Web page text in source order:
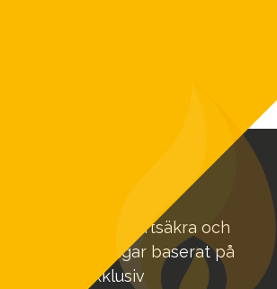
AB skapar driftsäkra och
baserat på
Vi har exklusiv